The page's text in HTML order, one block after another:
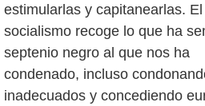
estimularlas y capitanearlas. El
socialismo recoge lo que ha
septenio negro al que nos ha
condenado, incluso
inadecuados y concediendo